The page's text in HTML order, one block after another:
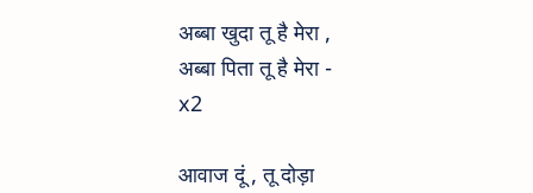
अब्बा खुदा तू है मेरा ,
अब्बा पिता तू है मेरा -
x2
आवाज दूं , तू दोड़ा